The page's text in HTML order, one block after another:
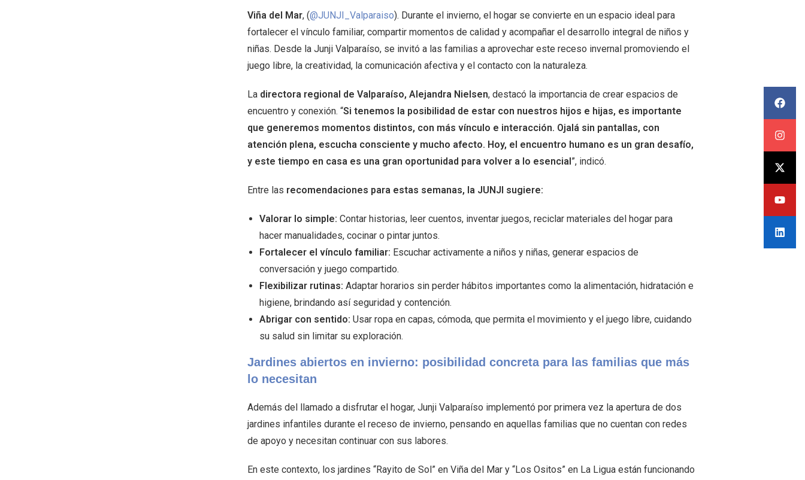
Viña del Mar, (@JUNJI_Valparaiso). Durante el invierno, el hogar se convierte en un espacio ideal para
fortalecer el vínculo familiar, compartir momentos de calidad y acompañar el desarrollo integral de niños y
niñas. Desde la Junji Valparaíso, se invitó a las familias a aprovechar este receso invernal promoviendo el
juego libre, la creatividad, la comunicación afectiva y el contacto con la naturaleza.
La directora regional de Valparaíso, Alejandra Nielsen, destacó la importancia de crear espacios de
encuentro y conexión. “Si tenemos la posibilidad de estar con nuestros hijos e hijas, es importante
que generemos momentos distintos, con más vínculo e interacción. Ojalá sin pantallas, con
atención plena, escucha consciente y mucho afecto. Hoy, el encuentro humano es un gran desafío,
y este tiempo en casa es una gran oportunidad para volver a lo esencial ”, indicó.
Entre las recomendaciones para estas semanas, la JUNJI sugiere:
Valorar lo simple: Contar historias, leer cuentos, inventar juegos, reciclar materiales del hogar para
hacer manualidades, cocinar o pintar juntos.
Fortalecer el vínculo familiar: Escuchar activamente a niños y niñas, generar espacios de
conversación y juego compartido.
Flexibilizar rutinas: Adaptar horarios sin perder hábitos importantes como la alimentación, hidratación e
higiene, brindando así seguridad y contención.
Abrigar con sentido: Usar ropa en capas, cómoda, que permita el movimiento y el juego libre, cuidando
su salud sin limitar su exploración.
Jardines abiertos en invierno: posibilidad concreta para las familias que más
lo necesitan
Además del llamado a disfrutar el hogar, Junji Valparaíso implementó por primera vez la apertura de dos
jardines infantiles durante el receso de invierno, pensando en aquellas familias que no cuentan con redes
de apoyo y necesitan continuar con sus labores.
En este contexto, los jardines “Rayito de Sol” en Viña del Mar y “Los Ositos” en La Ligua están funcionando